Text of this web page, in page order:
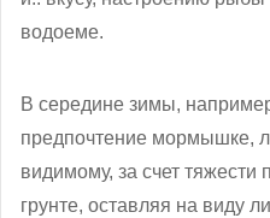
водоеме.
В середине зимы,
предпочтение мормышке,
видимому, за счет тяжести
грунте, оставляя на виду